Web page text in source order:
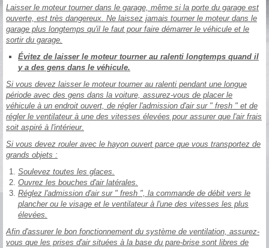
Laisser le moteur tourner dans le garage, même si la porte du garage est
ouverte, est très dangereux. Ne laissez jamais tourner le moteur dans le
garage plus longtemps qu'il le faut pour faire démarrer le véhicule et le
sortir du garage.
Évitez de laisser le moteur tourner au ralenti longtemps quand il
y a des gens dans le véhicule.
Si vous devez laisser le moteur tourner au ralenti pendant une longue
période avec des gens dans la voiture, assurez-vous de placer le
véhicule à un endroit ouvert, de régler l'admission d'air sur " fresh " et de
régler le ventilateur à une des vitesses élevées pour assurer que l'air frais
soit aspiré à l'intérieur.
Si vous devez rouler avec le hayon ouvert parce que vous transportez de
grands objets :
Soulevez toutes les glaces.
Ouvrez les bouches d'air latérales.
Réglez l'admission d'air sur " fresh ", la commande de débit vers le
plancher ou le visage et le ventilateur à l'une des vitesses les plus
élevées.
Afin d'assurer le bon fonctionnement du système de ventilation, assurez-
vous que les prises d'air situées à la base du pare-brise sont libres de